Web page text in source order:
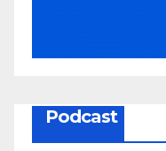
Podcast